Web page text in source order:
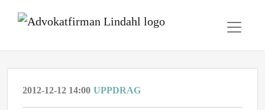
2012-12-12 14:00 UPPDRAG